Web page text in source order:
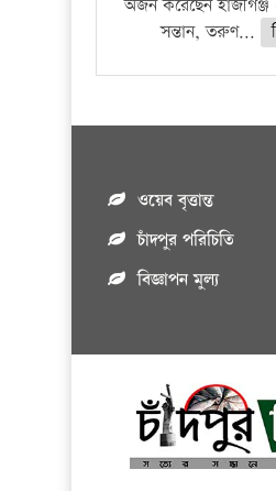
অর্জন করেছেন
সন্তান, তরুণ...
ওয়েব বৃত্তান্ত
চাঁদপুর পরিচিতি
বিজ্ঞাপন মুল্য